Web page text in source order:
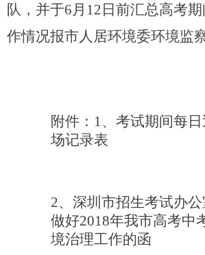
队，并于6月12日前汇总高考
作情况报市人居环境委环境监
附件：1、考试期间每
场记录表
2、深圳市招生考试办
做好2018年我市高考中
境治理工作的函